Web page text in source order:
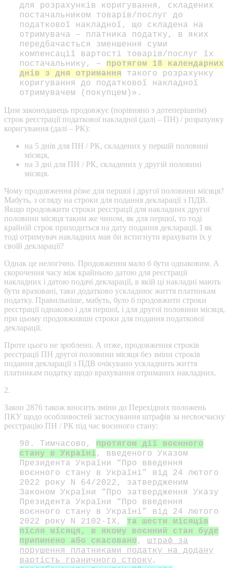
для розрахунків коригування, складених
постачальником товарів/послуг до
податкової накладної, що складена на
отримувача – платника податку, в яких
передбачається зменшення суми
компенсації вартості товарів/послуг їх
постачальнику, – протягом 18 календарних
днів з дня отримання такого розрахунку
коригування до податкової накладної
отримувачем (покупцем)».
Цим законодавець продовжує (порівняно з дотеперішнім)
строк реєстрації податкової накладної (далі – ПН) / розрахунку
коригування (далі – РК):
на 5 днів для ПН / РК, складених у першій половині
місяця,
на 3 дні для ПН / РК, складених у другій половині
місяця.
Чому продовження різне для першої і другої половини місяця?
Мабуть, з огляду на строки для подання декларації з ПДВ.
Якщо продовжити строки реєстрації для накладних другої
половини місяця таким же чином, як для першої, то тоді
крайній строк приходиться на дату подання декларації. І як
тоді отримувач накладних мав би встигнути врахувати їх у
своїй декларації?
Однак це нелогічно. Продовження мало б бути однаковим. А
скорочення часу між крайньою датою для реєстрації
накладних і датою подачі декларації, в якій ці накладні мають
бути враховані, таки додатково ускладнює життя платникам
податку. Правильніше, мабуть, було б продовжити строки
реєстрації однаково і для першої, і для другої половини місяця,
при цьому продовживши строки для подання податкової
декларації.
Проте цього не зроблено. А отже, продовження строків
реєстрації ПН другої половини місяця без зміни строків
подання декларації з ПДВ очікувано ускладнить життя
платникам податку щодо врахування отриманих накладних.
2.
Закон 2876 також вносить зміни до Перехідних положень
ПКУ щодо особливостей застосування штрафів за несвоєчасну
реєстрацію ПН / РК під час воєнного стану:
90. Тимчасово, протягом дії воєнного
стану в Україні, введеного Указом
Президента України “Про введення
воєнного стану в Україні” від 24 лютого
2022 року N 64/2022, затвердженим
Законом України “Про затвердження Указу
Президента України “Про введення
воєнного стану в Україні” від 24 лютого
2022 року N 2102-IX, та шести місяців
після місяця, в якому воєнний стан буде
припинено або скасовано, штраф за
порушення платниками податку на додану
вартість граничного строку,